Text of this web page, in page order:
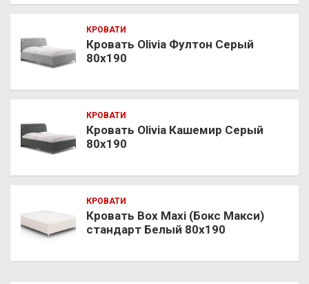
КРОВАТИ
Кровать Olivia Фултон Серый
80х190
КРОВАТИ
Кровать Olivia Кашемир Серый
80х190
КРОВАТИ
Кровать Box Maxi (Бокс Макси)
стандарт Белый 80х190